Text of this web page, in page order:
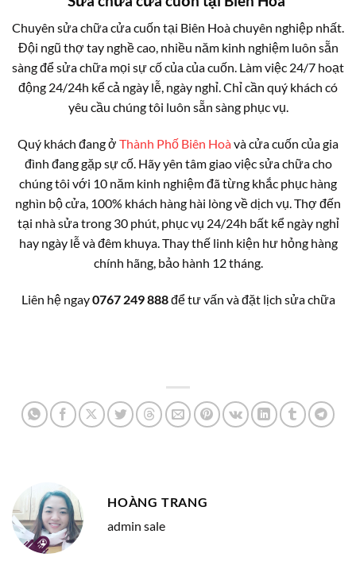
Chuyên sửa chữa cửa cuốn tại Biên Hoà chuyên nghiệp nhất.
Đội ngũ thợ tay nghề cao, nhiều năm kinh nghiệm luôn sẵn
sàng để sửa chữa mọi sự cố của của cuốn. Làm việc 24/7 hoạt
động 24/24h kể cả ngày lễ, ngày nghỉ. Chỉ cần quý khách có
yêu cầu chúng tôi luôn sẵn sàng phục vụ.
Quý khách đang ở Thành Phố Biên Hoàvà cửa cuốn của gia
đình đang gặp sự cố. Hãy yên tâm giao việc sửa chữa cho
chúng tôi với 10 năm kinh nghiệm đã từng khắc phục hàng
nghìn bộ cửa, 100% khách hàng hài lòng về dịch vụ. Thợ đến
tại nhà sửa trong 30 phút, phục vụ 24/24h bất kể ngày nghỉ
hay ngày lễ và đêm khuya. Thay thế linh kiện hư hỏng hàng
chính hãng, bảo hành 12 tháng.
Liên hệ ngay0767 249 888để tư vấn và đặt lịch sửa chữa
HOÀNG TRANG
admin sale